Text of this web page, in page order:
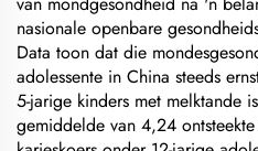
nasionale openbare
Data toon dat die
adolessente in China steeds
5-jarige kinders met melktande
gemiddelde van 4,24